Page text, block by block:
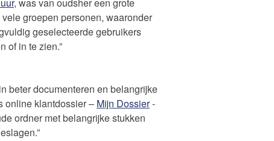
groepen personen, waaronder
geselecteerde gebruikers
of in te zien.”
beter documenteren en belangrijke
online klantdossier – Mijn Dossier-
ordner met belangrijke stukken